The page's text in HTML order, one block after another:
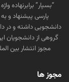
پارسی پیشنهاد و
دانشجویی داشته و در
مجوز انتشار بین
مجوز ها